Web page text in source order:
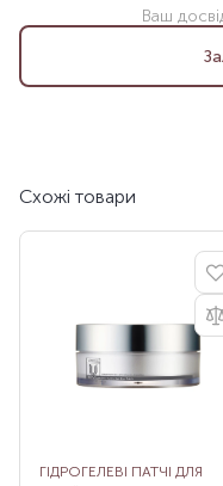
Ваш
Схожі товари
ГІДРОГЕЛЕВІ ПАТЧІ ДЛЯ